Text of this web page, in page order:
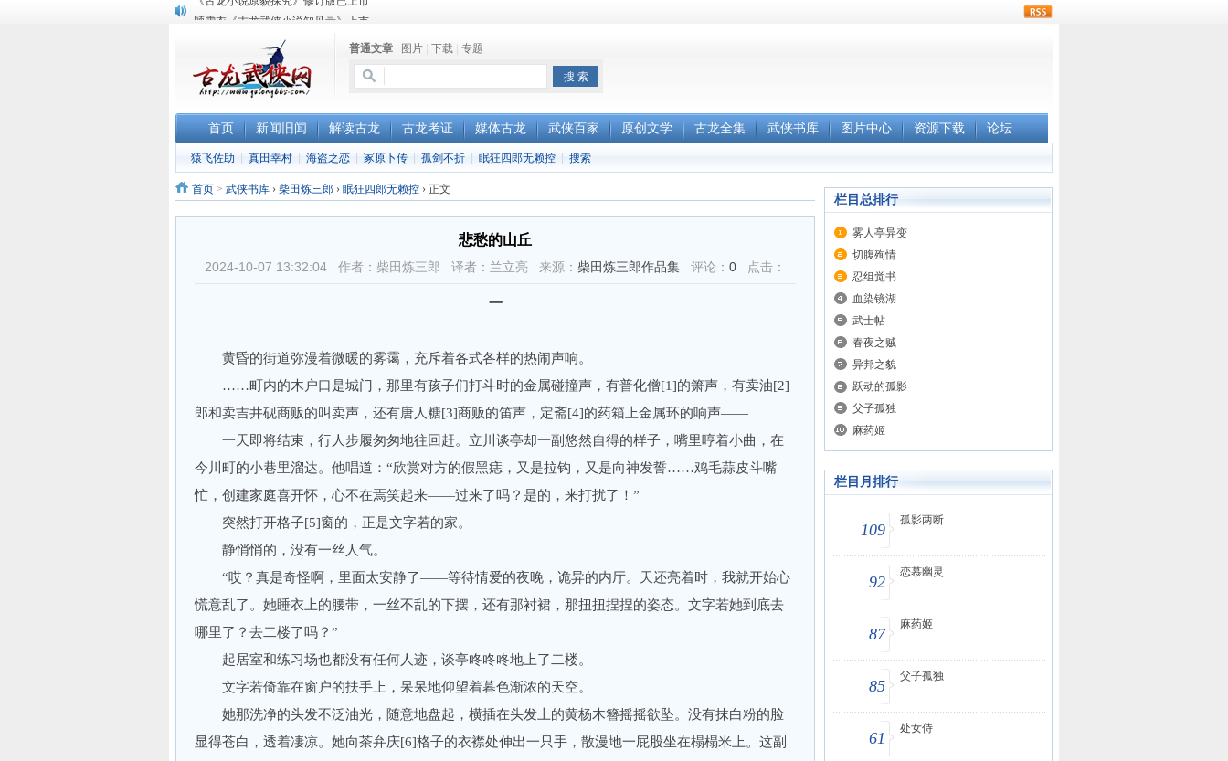
顾雪衣《古龙武侠小说知见录》上市
《古龙小说原貌探究》修订版已上市普通文章 图片 下载 专题
首页 新闻旧闻 解读古龙 古龙考证 媒体古龙 武侠百家 原创文学 古龙全集 武侠书库 图片中心 资源下载 论坛
猿飞佐助 真田幸村 海盗之恋 冢原卜传 孤剑不折 眠狂四郎无赖控 搜索
首页 > 武侠书库 › 柴田炼三郎 › 眠狂四郎无赖控 › 正文
悲愁的山丘
2024-10-07 13:32:04 作者：柴田炼三郎 译者：兰立亮 来源： 柴田炼三郎作品集 评论： 0 点击：
一
黄昏的街道弥漫着微暖的雾霭，充斥着各式各样的热闹声响。
……町内的木户口是城门，那里有孩子们打斗时的金属碰撞声，有普化僧[1]的箫声，有卖油[2]
郎和卖吉井砚商贩的叫卖声，还有唐人糖[3]商贩的笛声，定斋[4]的药箱上金属环的响声——
一天即将结束，行人步履匆匆地往回赶。立川谈亭却一副悠然自得的样子，嘴里哼着小曲，在
今川町的小巷里溜达。他唱道：“欣赏对方的假黑痣，又是拉钩，又是向神发誓……鸡毛蒜皮斗嘴
忙，创建家庭喜开怀，心不在焉笑起来——过来了吗？是的，来打扰了！”
突然打开格子[5]窗的，正是文字若的家。
静悄悄的，没有一丝人气。
“哎？真是奇怪啊，里面太安静了——等待情爱的夜晚，诡异的内厅。天还亮着时，我就开始心
慌意乱了。她睡衣上的腰带，一丝不乱的下摆，还有那衬裙，那扭扭捏捏的姿态。文字若她到底去
哪里了？去二楼了吗？”
起居室和练习场也都没有任何人迹，谈亭咚咚咚地上了二楼。
文字若倚靠在窗户的扶手上，呆呆地仰望着暮色渐浓的天空。
她那洗净的头发不泛油光，随意地盘起，横插在头发上的黄杨木簪摇摇欲坠。没有抹白粉的脸
显得苍白，透着凄凉。她向茶弁庆[6]格子的衣襟处伸出一只手，散漫地一屁股坐在榻榻米上。这副
栏目总排行
雾人亭异变
切腹殉情
忍组觉书
血染镜湖
武士帖
春夜之贼
异邦之貌
跃动的孤影
父子孤独
麻药姬
栏目月排行
109
孤影两断
92
恋慕幽灵
87
麻药姬
85
父子孤独
61
处女侍